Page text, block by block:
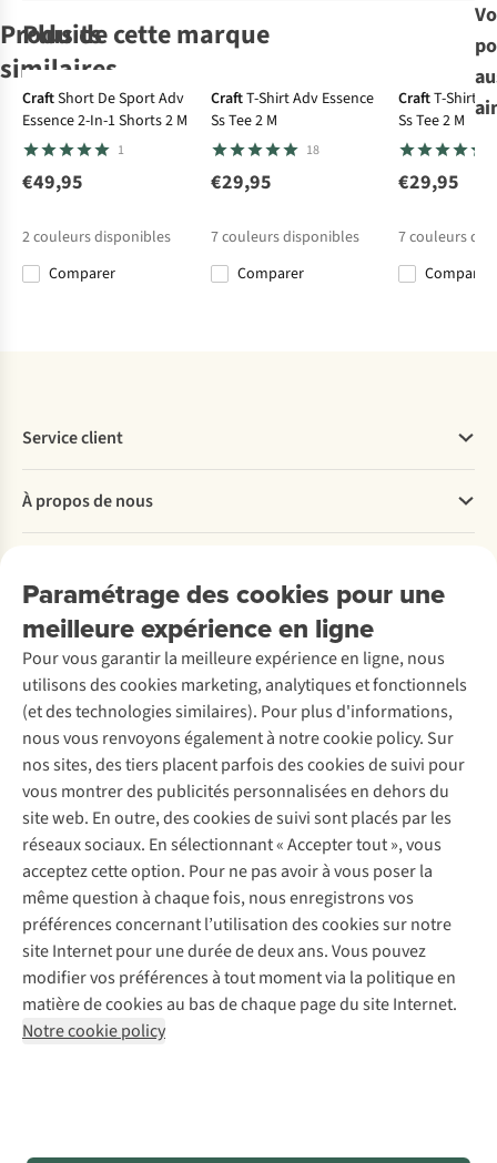
Produits
similaires
-30%
Woolpower
Sous-Vêtement
Crewneck 200
€73,50
-30%
Craft
Sous-
Vêtement Core
Warm Baselayer
€48,97
Odlo
Vêtement
Active Warm
Eco
Jack Wolfskin
Sous-Vêtement
Infinite Light Ls
M
Plus de cette marque
CraftShort De Sport Adv
Essence 2-In-1 Shorts 2 M
1
€49,95
2couleurs disponibles
Comparer
CraftT-Shirt Adv Essence
Ss Tee 2 M
18
€29,95
7couleurs disponibles
Comparer
CraftT-Shirt
Ss Tee 2 M
€29,95
7couleurs
Comparer
Paramétrage des cookies pour une
meilleure expérience en ligne
Pour vous garantir la meilleure expérience en ligne, nous
utilisons des cookies marketing, analytiques et fonctionnels
(et des technologies similaires). Pour plus d'informations,
nous vous renvoyons également à notre cookie policy. Sur
nos sites, des tiers placent parfois des cookies de suivi pour
vous montrer des publicités personnalisées en dehors du
site web. En outre, des cookies de suivi sont placés par les
réseaux sociaux. En sélectionnant « Accepter tout », vous
acceptez cette option. Pour ne pas avoir à vous poser la
même question à chaque fois, nous enregistrons vos
préférences concernant l’utilisation des cookies sur notre
site Internet pour une durée de deux ans. Vous pouvez
modifier vos préférences à tout moment via la politique en
matière de cookies au bas de chaque page du site Internet.
Notre cookie policy
Service client
Commander
Payer
Retourner
Rétractation d'une commande
Entretien & réparations
Garantie
Contactez-nous
À propos de nous
Entreprise responsable
À propos d’Ayacucho
Nos magasins
À propos d’A.S.Adventure
Déclaration d'accessibilité
Location / Location sports d’hiver
Seconde-main
Entretien de ski
Service de lavage
Entretien de chaussures
Réparation de chaussures
Réparation de vêtements
Retouches
Pour les entreprises
Découvrez
A.S.Magazine
Explore Camp
Expertise & conseils
Abonnez-vous à la newsletter
Suivez-nous
Mentions légales
Politique de confidentialité
Conditions générales
Cookie Policy